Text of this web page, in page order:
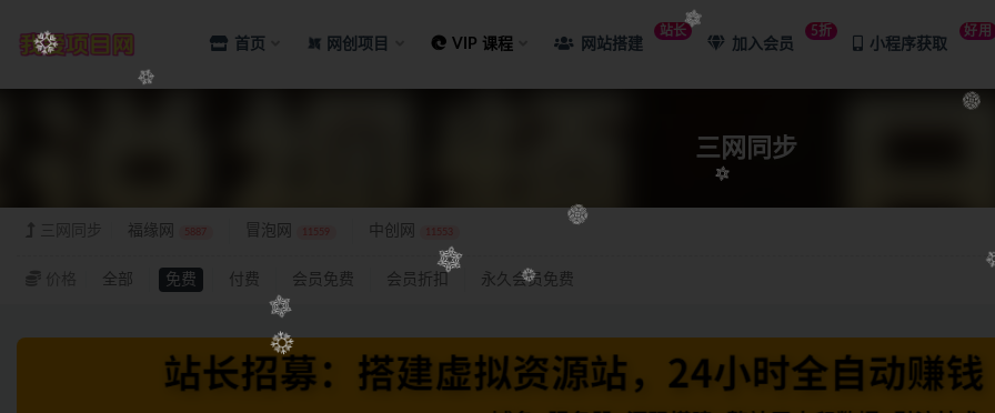
首页 网创项目 VIP 课程 网站搭建
站长
加入会员
5折
小程序获取
好用
三网同步
福缘网 5887 冒泡网 11559 中创网 11553
全部 免费 付费 会员免费 会员折扣 永久会员免费